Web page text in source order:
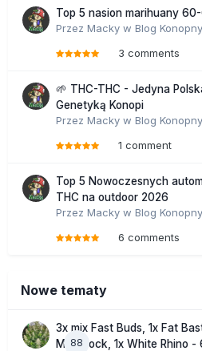
Top 5 nasion marihuany
Przez Macky w Blog
3 comments
🌱 THC-THC - Jedyna
Genetyką Konopi
Przez Macky w Blog
1 comment
Top 5 Nowoczesnych
THC na outdoor 2026
Przez Macky w Blog
6 comments
Nowe tematy
88
3x mix Fast Buds, 1x Fat
Moonrock, 1x White Rhino -